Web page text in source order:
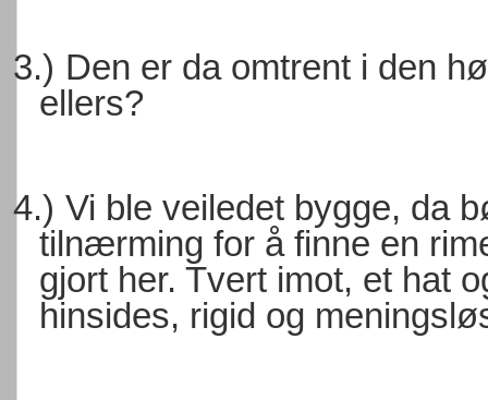
3.) Den er da omtrent i den
ellers?
4.) Vi ble veiledet bygge, da
tilnærming for å finne en
gjort her. Tvert imot, et hat
hinsides, rigid og